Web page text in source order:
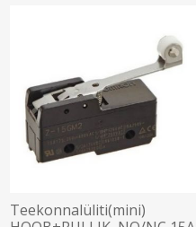
Teekonnalüliti(mini)